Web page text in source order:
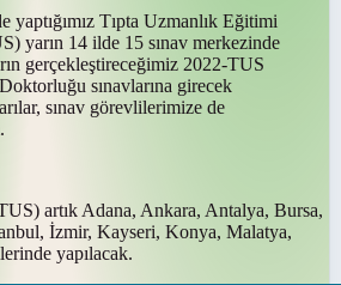
yaptığımız Tıpta Uzmanlık Eğitimi
yarın 14 ilde 15 sınav merkezinde
gerçekleştireceğimiz 2022-TUS
sınavlarına girecek
sınav görevlilerimize de
artık Adana, Ankara, Antalya, Bursa,
İzmir, Kayseri, Konya, Malatya,
yapılacak.